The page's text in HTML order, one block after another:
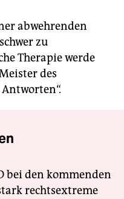
abwehrenden
zu
Therapie werde
des
bei den kommenden
rechtsextreme